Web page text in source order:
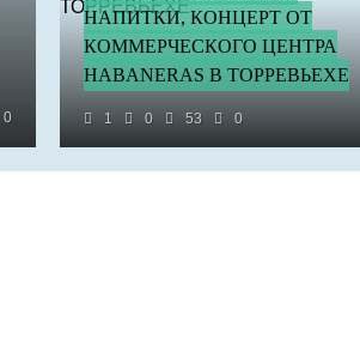
0
НАПИТКИ, КОНЦЕРТ ОТ
КОММЕРЧЕСКОГО ЦЕНТРА
HABANERAS В ТОРРЕВЬЕХЕ
1 0 53 0